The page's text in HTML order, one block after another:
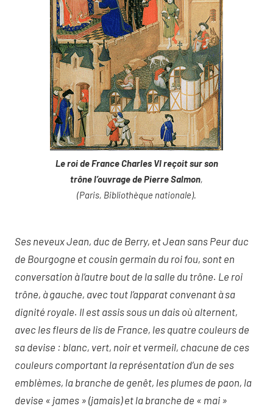
Le roi de France Charles VI reçoit sur son
trône l’ouvrage de Pierre Salmon,
(Paris, Bibliothèque nationale).
Ses neveux Jean, duc de Berry, et Jean sans Peur duc
de Bourgogne et cousin germain du roi fou, sont en
conversation à l’autre bout de la salle du trône. Le roi
trône, à gauche, avec tout l’apparat convenant à sa
dignité royale. Il est assis sous un dais où alternent,
avec les fleurs de lis de France, les quatre couleurs de
sa devise : blanc, vert, noir et vermeil, chacune de ces
couleurs comportant la représentation d’un de ses
emblèmes, la branche de genêt, les plumes de paon, la
devise « james » (jamais) et la branche de « mai »